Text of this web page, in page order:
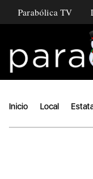
Parabólica TV
Inicio Local